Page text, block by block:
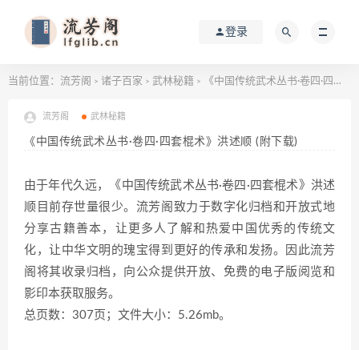
登录
当前位置： 流芳阁 > 诸子百家 > 武林秘籍 > 《中国传统武术丛书·卷四·四套棍术》洪述顺 (附下载)
流芳阁 武林秘籍
《中国传统武术丛书·卷四·四套棍术》洪述顺 (附下载)
由于年代久远，《中国传统武术丛书·卷四·四套棍术》洪述
顺目前存世量很少。流芳阁致力于数字化归档和开放式地
分享古籍善本，让更多人了解和热爱中国优秀的传统文
化，让中华文明的瑰宝得到更好的传承和发扬。因此流芳
阁将其收录归档，向公众提供开放、免费的电子版阅览和
影印本获取服务。
总页数：307页；文件大小：5.26mb。